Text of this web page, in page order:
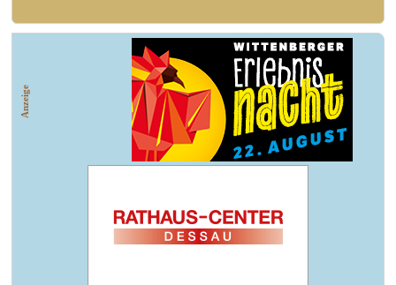
+++ Fußball Oberliga Süd 1. Spieltag: SG Union Sandersdorf - VfB 1921 Krieschow,
Anzeige